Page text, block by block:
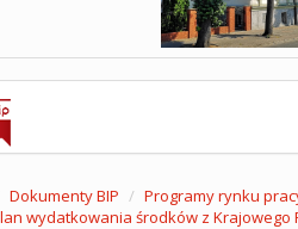
Dokumenty BIP Programy rynku
wydatkowania środków z Krajowego